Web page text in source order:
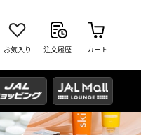
お気入り 注文履歴 カート